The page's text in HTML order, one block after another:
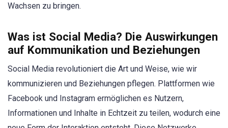
Wachsen zu bringen.
Was ist Social Media? Die Auswirkungen
auf Kommunikation und Beziehungen
Social Media revolutioniert die Art und Weise, wie wir
kommunizieren und Beziehungen pflegen. Plattformen wie
Facebook und Instagram ermöglichen es Nutzern,
Informationen und Inhalte in Echtzeit zu teilen, wodurch eine